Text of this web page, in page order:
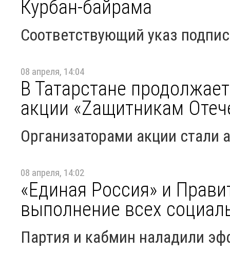
Курбан-байрама
Соответствующий указ
08 апреля, 14:04
В Татарстане
акции «Zащитникам
Организаторами акции стали
08 апреля, 14:02
«Единая Россия» и
выполнение всех
Партия и кабмин наладили